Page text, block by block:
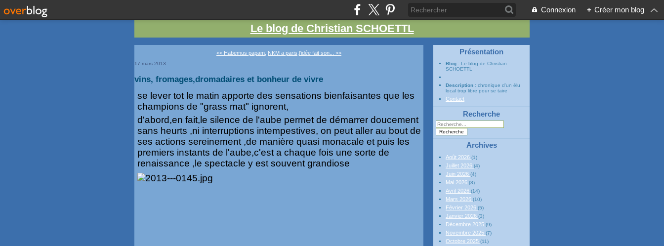
Connexion + Créer mon blog
Le blog de Christian SCHOETTL
<< Habemus papam, NKM a paris,l'idée fait son... >>
17 mars 2013
vins, fromages,dromadaires et bonheur de vivre
se lever tot le matin apporte des sensations bienfaisantes que les
champions de "grass mat" ignorent,
d'abord,en fait,le silence de l'aube permet de démarrer doucement
sans heurts ,ni interruptions intempestives, on peut aller au bout de
ses actions sereinement ,de manière quasi monacale et puis les
premiers instants de l'aube,c'est a chaque fois une sorte de
renaissance ,le spectacle y est souvent grandiose
Présentation
Blog : Le blog de Christian
SCHOETTL
Description : chronique d'un élu
local trop libre pour se taire
Contact
Recherche
Archives
Août 2026 (1)
Juillet 2026 (4)
Juin 2026 (4)
Mai 2026 (8)
Avril 2026 (14)
Mars 2026 (10)
Février 2026 (5)
Janvier 2026 (3)
Décembre 2025 (9)
Novembre 2025 (7)
Octobre 2025 (11)